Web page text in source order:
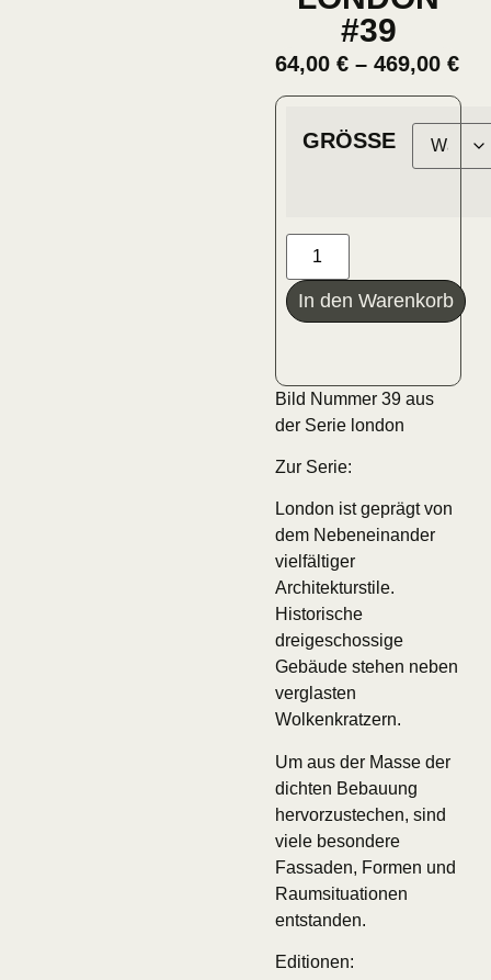
#39
64,00 €– 469,00 €
GRÖSSE
In den Warenkorb
Bild Nummer 39 aus
der Serie london
Zur Serie:
London ist geprägt von
dem Nebeneinander
vielfältiger
Architekturstile.
Historische
dreigeschossige
Gebäude stehen neben
verglasten
Wolkenkratzern.
Um aus der Masse der
dichten Bebauung
hervorzustechen, sind
viele besondere
Fassaden, Formen und
Raumsituationen
entstanden.
Editionen: